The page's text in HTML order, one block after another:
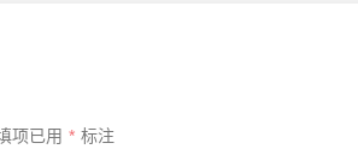
项已用 * 标注